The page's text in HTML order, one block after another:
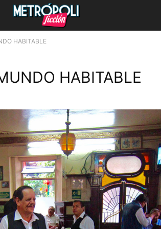
HABITABLE
HABITABLE